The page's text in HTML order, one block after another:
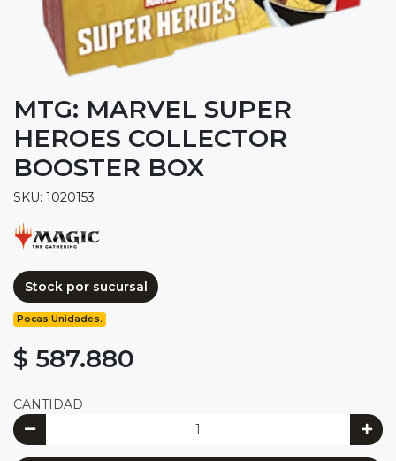
MTG: MARVEL SUPER
HEROES COLLECTOR
BOOSTER BOX
SKU: 1020153
Stock por sucursal
Pocas Unidades.
$ 587.880
CANTIDAD